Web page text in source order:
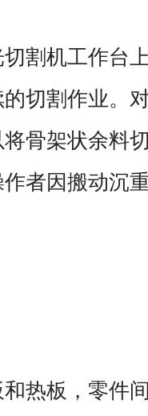
割机工作台
切割作业。
骨架状余料
者因搬动沉
热板，零件